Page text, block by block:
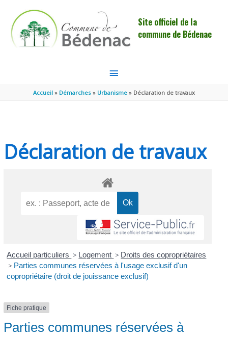
Site officiel de la
commune de Bédenac
MENU
PRINCIPAL
Accueil Démarches Urbanisme Déclaration de travaux
Déclaration de travaux
Accueil particuliers > Logement > Droits des copropriétaires
> Parties communes réservées à l'usage exclusif d'un
copropriétaire (droit de jouissance exclusif)
Fiche pratique
Parties communes réservées à